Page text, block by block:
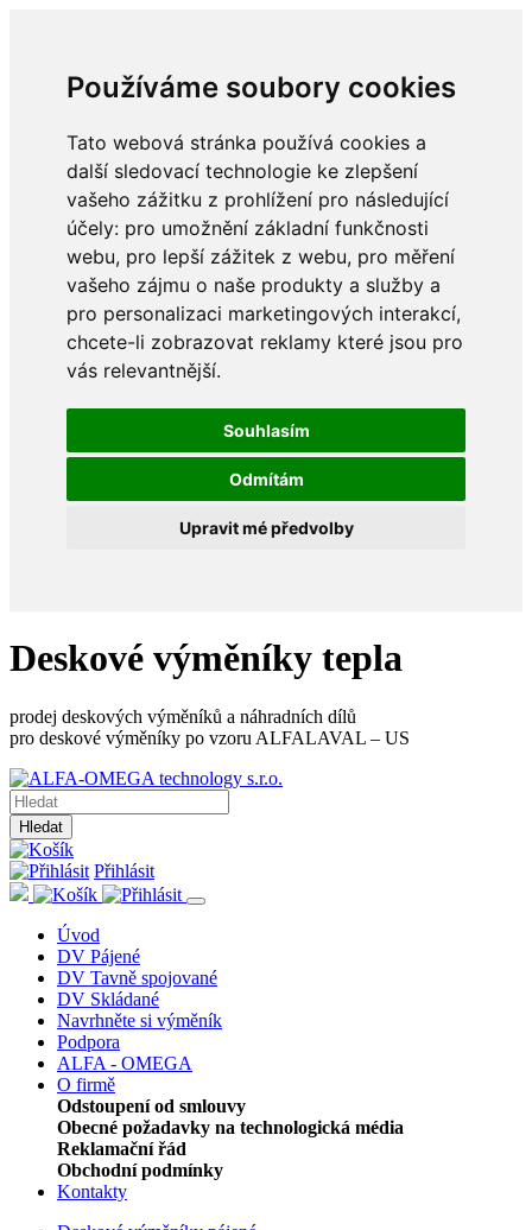
Používáme soubory cookies
Tato webová stránka používá cookies a
další sledovací technologie ke zlepšení
vašeho zážitku z prohlížení pro následující
účely: pro umožnění základní funkčnosti
webu, pro lepší zážitek z webu, pro měření
vašeho zájmu o naše produkty a služby a
pro personalizaci marketingových interakcí,
chcete-li zobrazovat reklamy které jsou pro
vás relevantnější.
Souhlasím
Odmítám
Upravit mé předvolby
Deskové výměníky tepla
prodej deskových výměníků a náhradních dílů
pro deskové výměníky po vzoru ALFALAVAL – US
Hledat
Přihlásit
Úvod
DV Pájené
DV Tavně spojované
DV Skládané
Navrhněte si výměník
Podpora
ALFA - OMEGA
O firmě
Odstoupení od smlouvy
Obecné požadavky na technologická média
Reklamační řád
Obchodní podmínky
Kontakty